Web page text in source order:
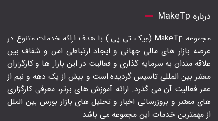
درباره MakeTp
مجموعه MakeTp (مِیک تی پی ) با هدف ارائه خدمات متنوع در
عرصه بازار های مالی جهانی و ایجاد ارتباطی امن و شفاف بین
علاقه مندان به سرمایه گذاری و فعالیت در این بازار ها و کارگزاران
معتبر بین المللی تاسیس گردیده است و بیش از یک دهه و نیم از
عمر فعالیت آن می گذرد. ارائه آموزش های برتر‍، معرفی کارگزاری
های معتبر و بروزرسانی اخبار و تحلیل های بازار بورس بین الملل
از مهمترین خدمات این مجموعه می باشد